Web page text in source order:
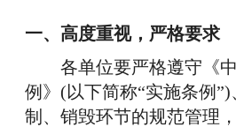
一、高度重视，严格要求
各单位要严格遵守《
例》(以下简称“实施条例
制、销毁环节的规范管理